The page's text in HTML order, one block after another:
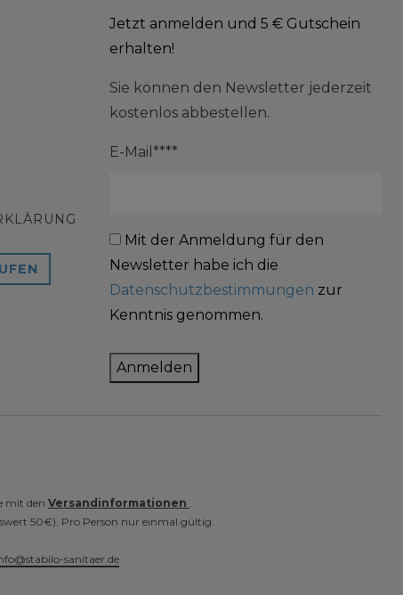
Jetzt anmelden und 5 € Gutschein
erhalten!
Sie können den Newsletter jederzeit
kostenlos abbestellen.
E-Mail****
Mit der Anmeldung für den
Newsletter habe ich die
Datenschutzbestimmungen zur
Kenntnis genommen.
Anmelden
mit den Versandinformationen .
50€). Pro Person nur einmal gültig.
sanitaer.de